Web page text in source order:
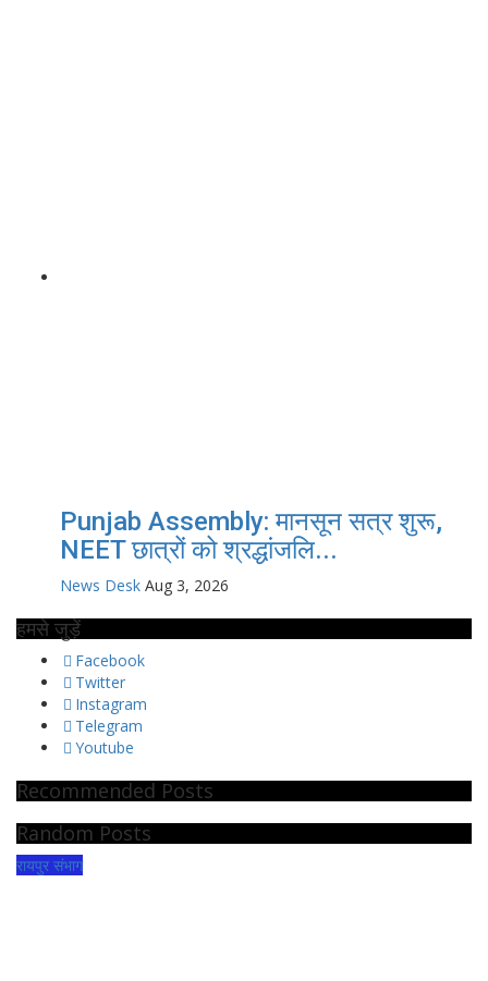
Punjab Assembly: मानसून सत्र शुरू,
NEET छात्रों को श्रद्धांजलि...
News Desk Aug 3, 2026
हमसे जुड़ें
Facebook
Twitter
Instagram
Telegram
Youtube
Recommended Posts
Random Posts
रायपुर संभाग